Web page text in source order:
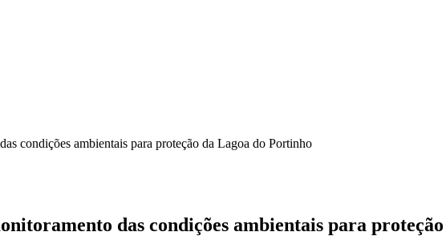
condições ambientais para proteção da Lagoa do Portinho
das condições ambientais para